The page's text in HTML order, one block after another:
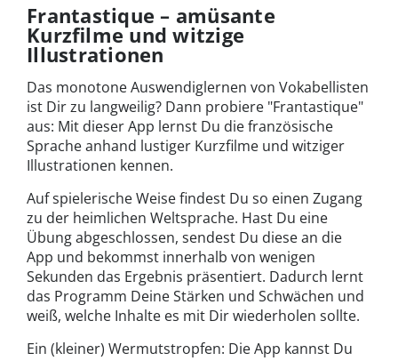
Frantastique – amüsante
Kurzfilme und witzige
Illustrationen
Das monotone Auswendiglernen von Vokabellisten
ist Dir zu langweilig? Dann probiere "Frantastique"
aus: Mit dieser App lernst Du die französische
Sprache anhand lustiger Kurzfilme und witziger
Illustrationen kennen.
Auf spielerische Weise findest Du so einen Zugang
zu der heimlichen Weltsprache. Hast Du eine
Übung abgeschlossen, sendest Du diese an die
App und bekommst innerhalb von wenigen
Sekunden das Ergebnis präsentiert. Dadurch lernt
das Programm Deine Stärken und Schwächen und
weiß, welche Inhalte es mit Dir wiederholen sollte.
Ein (kleiner) Wermutstropfen: Die App kannst Du